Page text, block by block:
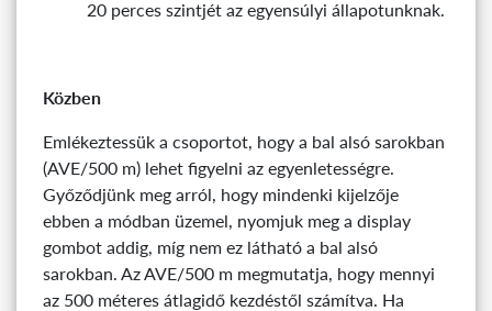
20 perces szintjét az egyensúlyi állapotunknak.
Közben
Emlékeztessük a csoportot, hogy a bal alsó sarokban
(AVE/500 m) lehet figyelni az egyenletességre.
Győződjünk meg arról, hogy mindenki kijelzője
ebben a módban üzemel, nyomjuk meg a display
gombot addig, míg nem ez látható a bal alsó
sarokban. Az AVE/500 m megmutatja, hogy mennyi
az 500 méteres átlagidő kezdéstől számítva. Ha